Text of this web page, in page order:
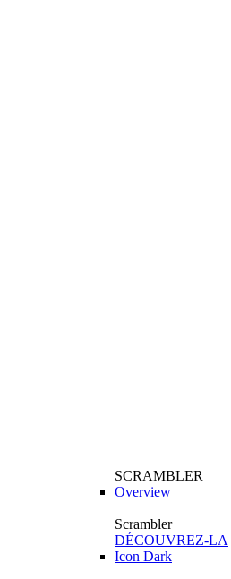
SCRAMBLER
Overview
Scrambler
DÉCOUVREZ-LA
Icon Dark